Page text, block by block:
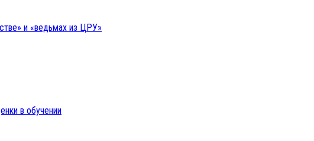
и «ведьмах из ЦРУ»
в обучении